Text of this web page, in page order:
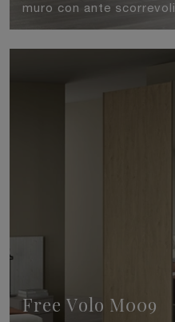
muro con ante scorrevoli.
Free Volo M009